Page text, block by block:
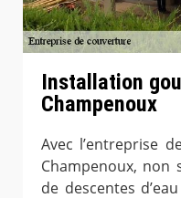
Installation
Champenoux
Avec l’entreprise
Champenoux, non
de descentes